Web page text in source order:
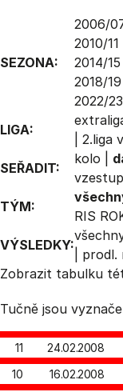
SEZONA:
2006/
2010/11
2014/15
2018/19
2022/23
LIGA:
2.liga
SEŘADIT:
kolo
TÝM:
RIS
VÝSLEDKY:
prodl.
Zobrazit tabulku
Tučně jsou
11 24.02.2008
10
16.02.2008